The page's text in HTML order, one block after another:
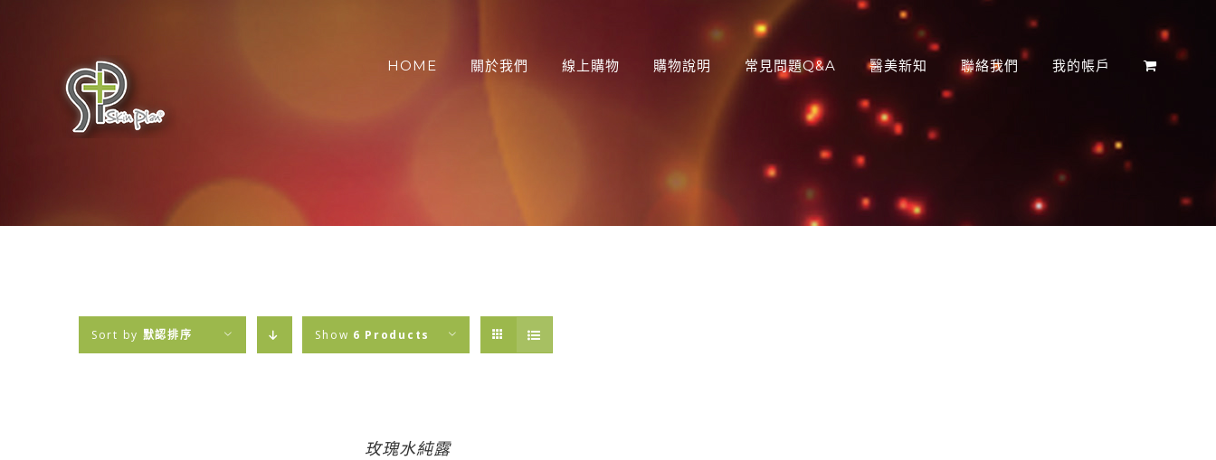
結
HOME 關於我們 線上購物 購物說明 常見問題Q&A 醫美新知 聯絡我們 我的帳戶
Sort by 默認排序 Show 6 Products
玫瑰水純露